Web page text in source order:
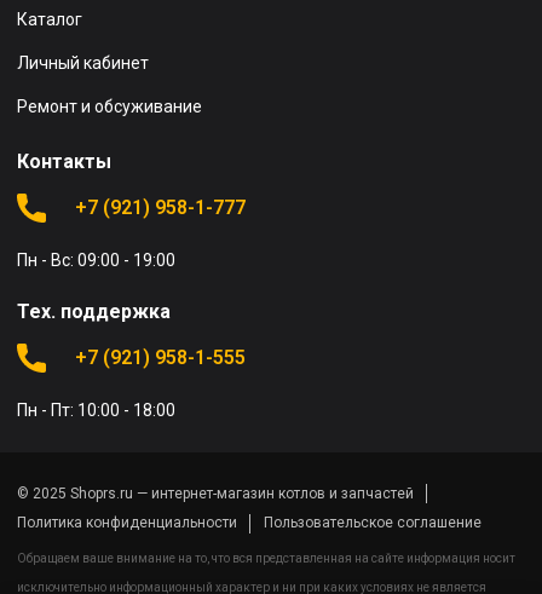
Каталог
Личный кабинет
Ремонт и обсуживание
Контакты
+7 (921) 958-1-777
Пн - Вс: 09:00 - 19:00
Тех. поддержка
+7 (921) 958-1-555
Пн - Пт: 10:00 - 18:00
© 2025 Shoprs.ru — интернет-магазин котлов и запчастей
Политика конфиденциальности
Пользовательское соглашение
Обращаем ваше внимание на то, что вся представленная на сайте информация носит
исключительно информационный характер и ни при каких условиях не является